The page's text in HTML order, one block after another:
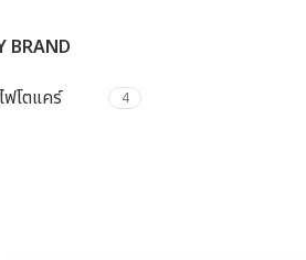
BRAND
ไฟโตแคร์
4